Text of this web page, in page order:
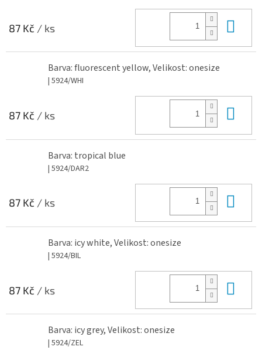
87 Kč / ks
Barva: fluorescent yellow, Velikost: onesize
| 5924/WHI
87 Kč / ks
Barva: tropical blue
| 5924/DAR2
87 Kč / ks
Barva: icy white, Velikost: onesize
| 5924/BIL
87 Kč / ks
Barva: icy grey, Velikost: onesize
| 5924/ZEL